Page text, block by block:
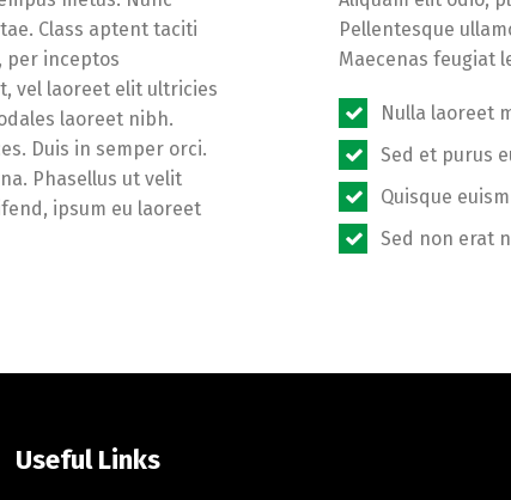
Class aptent taciti
per inceptos
vel laoreet elit ultricies
laoreet nibh.
Duis in semper orci.
Phasellus ut velit
ipsum eu laoreet
Pellentesque
Maecenas feugiat
Nulla laoreet
Sed et purus
Quisque
Sed non erat
Useful Links